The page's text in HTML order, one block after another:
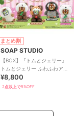
まとめ割
SOAP STUDIO
【BOX】『トムとジェリー』
トムとジェリー ふわふわアニ
マル ブラインドボックス(4個
入り)
¥8,800
2点以上で5%OFF